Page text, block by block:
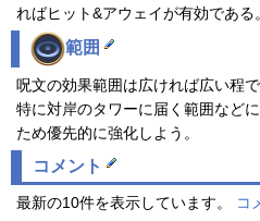
ればヒット&アウェイが有効である。
範囲
呪文の効果範囲は広ければ広い程で
特に対岸のタワーに届く範囲など
ため優先的に強化しよう。
コメント
最新の10件を表示しています。
コ